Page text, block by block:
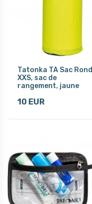
Tatonka TA Sac Rond
XXS, sac de
rangement, jaune
10 EUR